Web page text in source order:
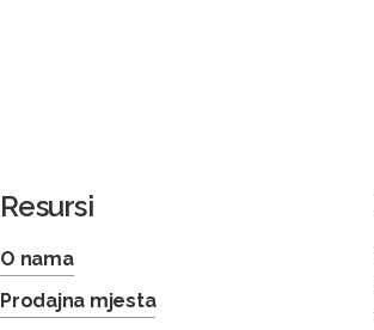
Resursi
O nama
Prodajna mjesta